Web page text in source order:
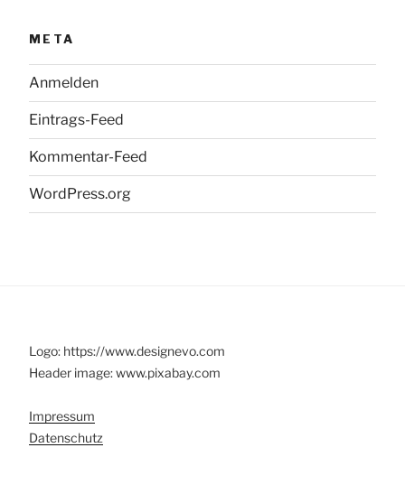
META
Anmelden
Eintrags-Feed
Kommentar-Feed
WordPress.org
Logo: https://www.designevo.com
Header image: www.pixabay.com
Impressum
Datenschutz